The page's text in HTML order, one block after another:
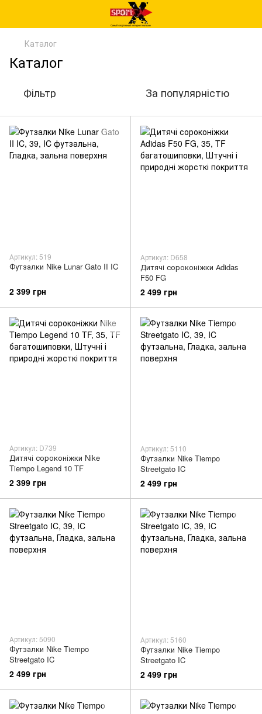
Каталог
Каталог
Фільтр За популярністю
Артикул: 519
Футзалки Nike Lunar Gato II IC
2 399 грн
Артикул: D658
Дитячі сороконіжки Аdidas
F50 FG
2 499 грн
Артикул: D739
Дитячі сороконіжки Nike
Tiempo Legend 10 TF
2 399 грн
Артикул: 5110
Футзалки Nike Tiempo
Streetgato IC
2 499 грн
Артикул: 5090
Футзалки Nike Tiempo
Streetgato IC
2 499 грн
Артикул: 5160
Футзалки Nike Tiempo
Streetgato IC
2 499 грн